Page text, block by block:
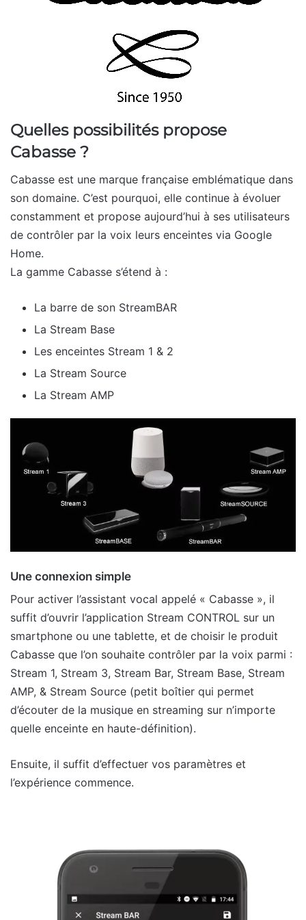
Quelles possibilités propose
Cabasse ?
Cabasse est une marque française emblématique dans
son domaine. C’est pourquoi, elle continue à évoluer
constamment et propose aujourd’hui à ses utilisateurs
de contrôler par la voix leurs enceintes via Google
Home.
La gamme Cabasse s’étend à :
La barre de son StreamBAR
La Stream Base
Les enceintes Stream 1 & 2
La Stream Source
La Stream AMP
Une connexion simple
Pour activer l’assistant vocal appelé « Cabasse », il
suffit d’ouvrir l’application Stream CONTROL sur un
smartphone ou une tablette, et de choisir le produit
Cabasse que l’on souhaite contrôler par la voix parmi :
Stream 1, Stream 3, Stream Bar, Stream Base, Stream
AMP, & Stream Source (petit boîtier qui permet
d’écouter de la musique en streaming sur n’importe
quelle enceinte en haute-définition).
Ensuite, il suffit d’effectuer vos paramètres et
l’expérience commence.